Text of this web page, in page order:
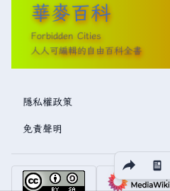
分享此頁面
視圖
華麥百科
Forbidden Cities
人人可編輯的自由百科全書
隱私權政策
免責聲明